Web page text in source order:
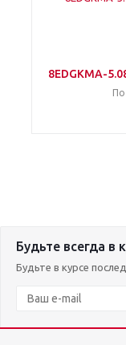
8EDGKMA-
По
Будьте всегда в
Будьте в курсе